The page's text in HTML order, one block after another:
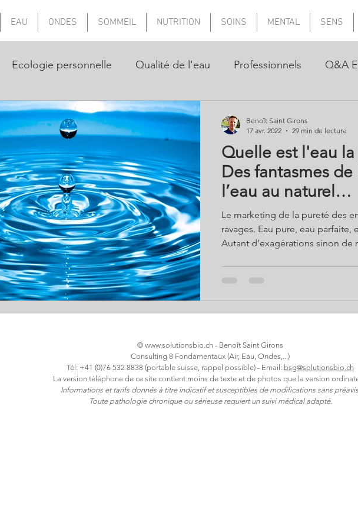
EAU ONDES SOMMEIL NUTRITION SOINS MENTAL SENS
Ecologie personnelle Qualité de l'eau Professionnels Q&A
Quelle est l'eau la
Des fantasmes de
l’eau au naturel…
Le marketing de la pureté des
ravages. Eau pure, eau
Autant d’exagérations sinon de
minéralisée ? Révélations et
retrouver le plaisir de boire une
Benoît Saint Girons
17 avr. 2022
29 min de lecture
© www.solutionsbio.ch - Benoît Saint Girons
Consulting 8 Fondamentaux (Air, Eau, Ondes,...)
Tél: +41 (0)76 532 8838 (portable suisse, rappel possible) - Email: bsg@solutionsbio.ch
La version téléphone de ce site contient moins de texte et de photos que la version
​Informations et tarifs donnés à titre indicatif et susceptibles de modifications sans préavis.
Toute pathologie chronique ou sérieuse requiert un suivi médical adapté.